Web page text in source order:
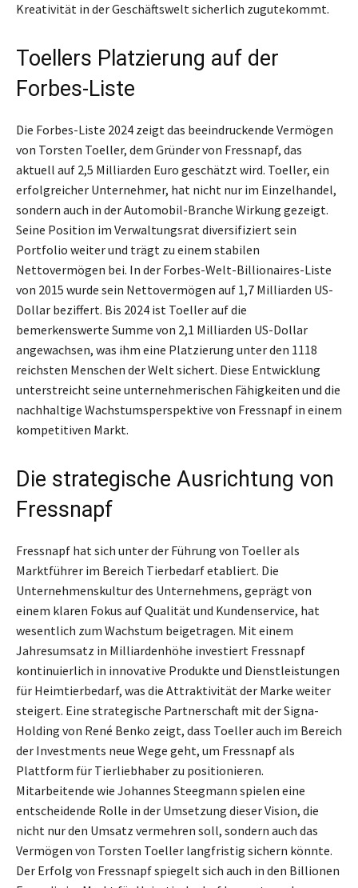
Kreativität in der Geschäftswelt sicherlich zugutekommt.
Toellers Platzierung auf der
Forbes-Liste
Die Forbes-Liste 2024 zeigt das beeindruckende Vermögen
von Torsten Toeller, dem Gründer von Fressnapf, das
aktuell auf 2,5 Milliarden Euro geschätzt wird. Toeller, ein
erfolgreicher Unternehmer, hat nicht nur im Einzelhandel,
sondern auch in der Automobil-Branche Wirkung gezeigt.
Seine Position im Verwaltungsrat diversifiziert sein
Portfolio weiter und trägt zu einem stabilen
Nettovermögen bei. In der Forbes-Welt-Billionaires-Liste
von 2015 wurde sein Nettovermögen auf 1,7 Milliarden US-
Dollar beziffert. Bis 2024 ist Toeller auf die
bemerkenswerte Summe von 2,1 Milliarden US-Dollar
angewachsen, was ihm eine Platzierung unter den 1118
reichsten Menschen der Welt sichert. Diese Entwicklung
unterstreicht seine unternehmerischen Fähigkeiten und die
nachhaltige Wachstumsperspektive von Fressnapf in einem
kompetitiven Markt.
Die strategische Ausrichtung von
Fressnapf
Fressnapf hat sich unter der Führung von Toeller als
Marktführer im Bereich Tierbedarf etabliert. Die
Unternehmenskultur des Unternehmens, geprägt von
einem klaren Fokus auf Qualität und Kundenservice, hat
wesentlich zum Wachstum beigetragen. Mit einem
Jahresumsatz in Milliardenhöhe investiert Fressnapf
kontinuierlich in innovative Produkte und Dienstleistungen
für Heimtierbedarf, was die Attraktivität der Marke weiter
steigert. Eine strategische Partnerschaft mit der Signa-
Holding von René Benko zeigt, dass Toeller auch im Bereich
der Investments neue Wege geht, um Fressnapf als
Plattform für Tierliebhaber zu positionieren.
Mitarbeitende wie Johannes Steegmann spielen eine
entscheidende Rolle in der Umsetzung dieser Vision, die
nicht nur den Umsatz vermehren soll, sondern auch das
Vermögen von Torsten Toeller langfristig sichern könnte.
Der Erfolg von Fressnapf spiegelt sich auch in den Billionen